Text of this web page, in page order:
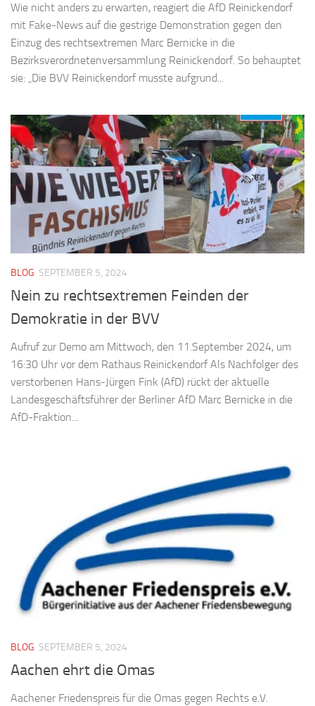
Wie nicht anders zu erwarten, reagiert die AfD Reinickendorf
mit Fake-News auf die gestrige Demonstration gegen den
Einzug des rechtsextremen Marc Bernicke in die
Bezirksverordnetenversammlung Reinickendorf. So behauptet
sie: „Die BVV Reinickendorf musste aufgrund...
BLOG SEPTEMBER 5, 2024
Nein zu rechtsextremen Feinden der
Demokratie in der BVV
Aufruf zur Demo am Mittwoch, den 11.September 2024, um
16:30 Uhr vor dem Rathaus Reinickendorf Als Nachfolger des
verstorbenen Hans-Jürgen Fink (AfD) rückt der aktuelle
Landesgeschäftsführer der Berliner AfD Marc Bernicke in die
AfD-Fraktion...
BLOG SEPTEMBER 5, 2024
Aachen ehrt die Omas
Aachener Friedenspreis für die Omas gegen Rechts e.V.